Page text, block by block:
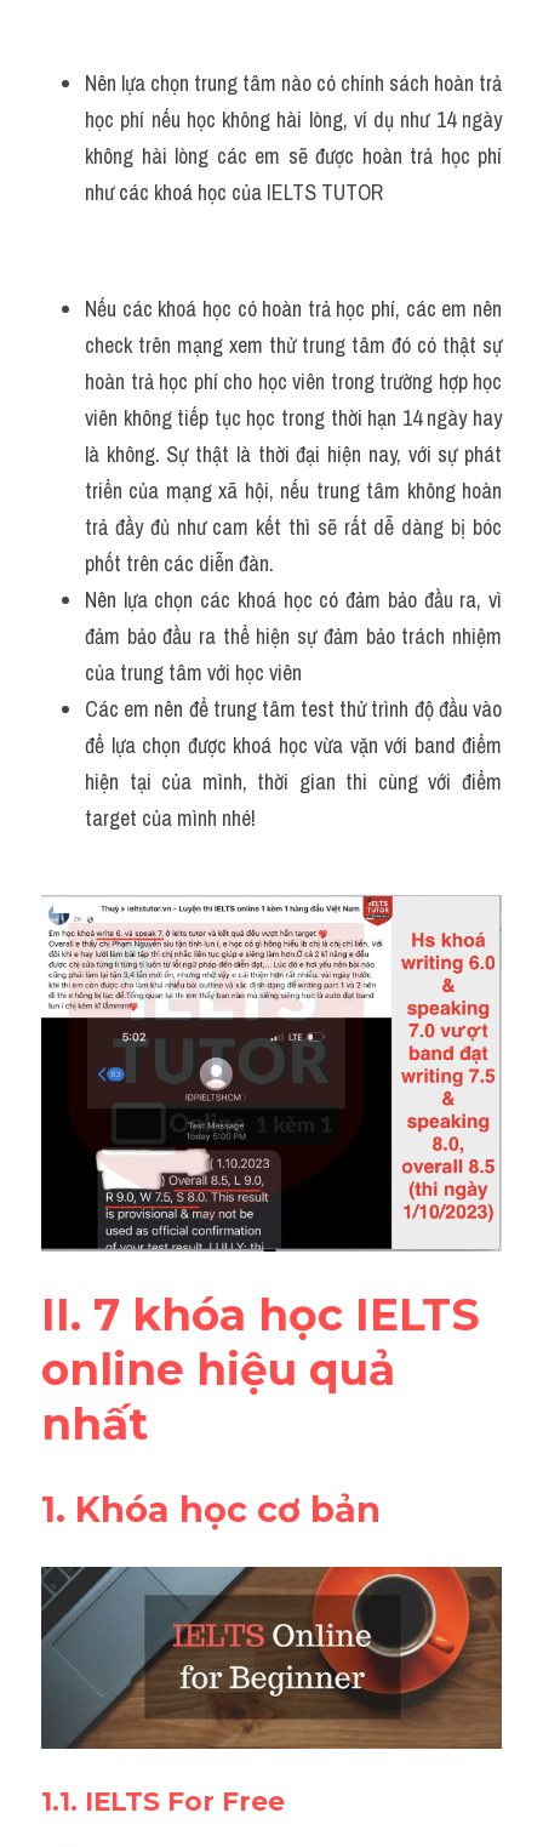
Nên lựa chọn trung tâm nào có chính sách hoàn trả
học phí nếu học không hài lòng, ví dụ như 14 ngày
không hài lòng các em sẽ được hoàn trả học phí
như các khoá học của IELTS TUTOR
Nếu các khoá học có hoàn trả học phí, các em nên
check trên mạng xem thử trung tâm đó có thật sự
hoàn trả học phí cho học viên trong trường hợp học
viên không tiếp tục học trong thời hạn 14 ngày hay
là không. Sự thật là thời đại hiện nay, với sự phát
triển của mạng xã hội, nếu trung tâm không hoàn
trả đầy đủ như cam kết thì sẽ rất dễ dàng bị bóc
phốt trên các diễn đàn.
Nên lựa chọn các khoá học có đảm bảo đầu ra, vì
đảm bảo đầu ra thể hiện sự đảm bảo trách nhiệm
của trung tâm với học viên
Các em nên để trung tâm test thử trình độ đầu vào
để lựa chọn được khoá học vừa vặn với band điểm
hiện tại của mình, thời gian thi cùng với điểm
target của mình nhé!
II. 7 khóa học IELTS
online hiệu quả
nhất
1. Khóa học cơ bản
1.1. IELTS For Free